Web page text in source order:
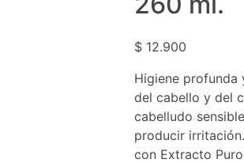
$ 12.900
Higiene profunda
del cabello y del
cabelludo
producir
con Extracto